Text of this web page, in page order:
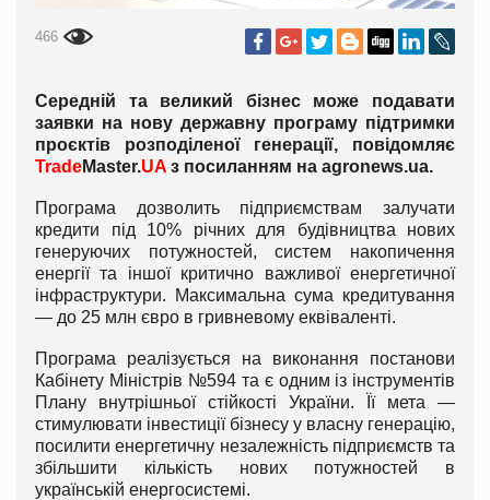
466
Середній та великий бізнес може подавати
заявки на нову державну програму підтримки
проєктів розподіленої генерації, повідомляє
TradeMaster.UA з посиланням на agronews.ua.
Програма дозволить підприємствам залучати
кредити під 10% річних для будівництва нових
генеруючих потужностей, систем накопичення
енергії та іншої критично важливої енергетичної
інфраструктури. Максимальна сума кредитування
— до 25 млн євро в гривневому еквіваленті.
Програма реалізується на виконання постанови
Кабінету Міністрів №594 та є одним із інструментів
Плану внутрішньої стійкості України. Її мета —
стимулювати інвестиції бізнесу у власну генерацію,
посилити енергетичну незалежність підприємств та
збільшити кількість нових потужностей в
українській енергосистемі.